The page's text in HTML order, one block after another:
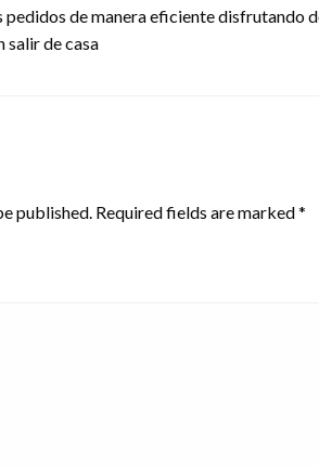
de manera eficiente disfrutando
salir de casa
published. Required fields are marked*